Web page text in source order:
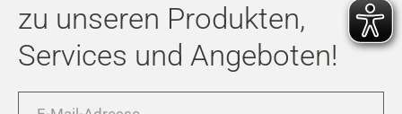
zu unseren Produkten,
Services und Angeboten!